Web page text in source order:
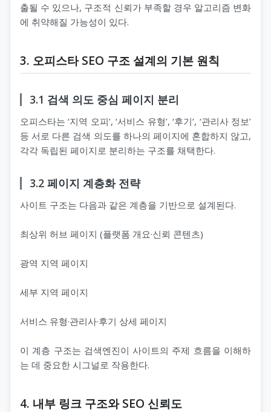
출될 수 있으나, 구조적 신뢰가 부족할 경우 알고리즘 변화
에 취약해질 가능성이 있다.
3. 오피스타 SEO 구조 설계의 기본 원칙
3.1 검색 의도 중심 페이지 분리
오피스타는 ‘지역 오피’, ‘서비스 유형’, ‘후기’, ‘관리사 정보’
등 서로 다른 검색 의도를 하나의 페이지에 혼합하지 않고,
각각 독립된 페이지로 분리하는 구조를 채택한다.
3.2 페이지 계층화 전략
사이트 구조는 다음과 같은 계층을 기반으로 설계된다.
최상위 허브 페이지 (플랫폼 개요·신뢰 콘텐츠)
광역 지역 페이지
세부 지역 페이지
서비스 유형·관리사·후기 상세 페이지
이 계층 구조는 검색엔진이 사이트의 주제 흐름을 이해하
는 데 중요한 시그널로 작용한다.
4. 내부 링크 구조와 SEO 신뢰도